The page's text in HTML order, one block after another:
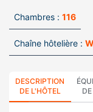
Chambres : 116
Chaîne hôtelière :
DESCRIPTION
DE L'HÔTEL